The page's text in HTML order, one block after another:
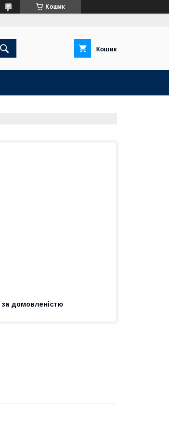
Кошик
Кошик
за домовленістю